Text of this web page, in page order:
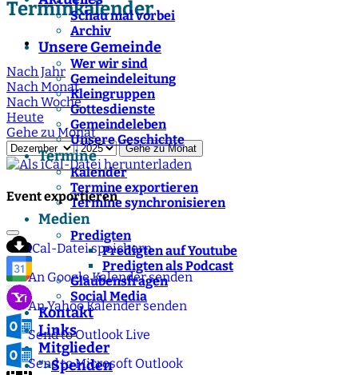
Schau mal vorbei
Archiv
Unsere Gemeinde
Wer wir sind
Gemeindeleitung
Kleingruppen
Gottesdienste
Gemeindeleben
Unsere Geschichte
Termine
Kalender
Termine exportieren
Termine synchronisieren
Medien
Predigten
Predigten auf Youtube
Predigten als Podcast
Glaubensfragen
Social Media
Kontakt
Links
Mitglieder
">Spenden
Terminkalender
Nach Jahr
Nach Monat
Nach Woche
Heute
Gehe zu Monat
Gehe zu Monat
Event exportieren
iCal-Datei speichern
An Google Kalender senden
An Yahoo Kalender senden
Send to Outlook Live
Send to Microsoft Outlook